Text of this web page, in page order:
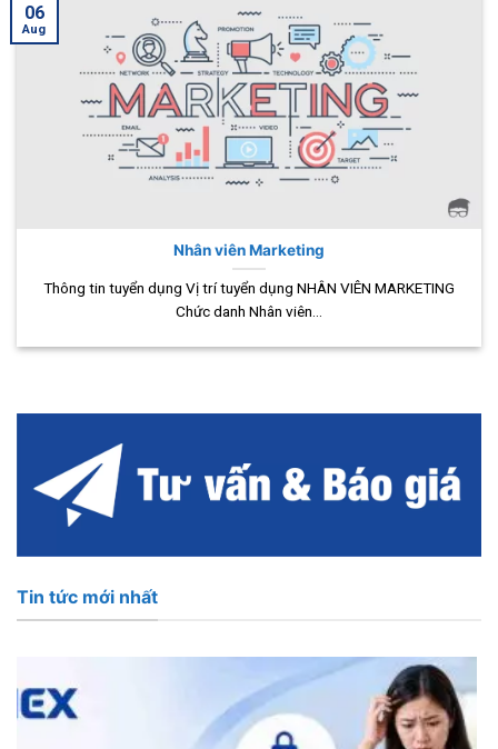
Nhân viên Marketing
Thông tin tuyển dụng Vị trí tuyển dụng NHÂN VIÊN MARKETING
Chức danh Nhân viên...
06
Aug
Tin tức mới nhất